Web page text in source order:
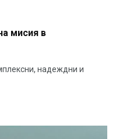
мисия в
надеждни и